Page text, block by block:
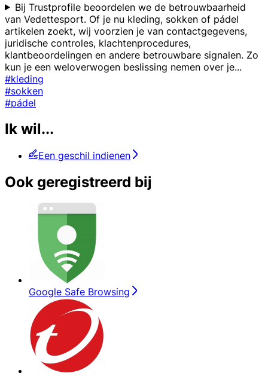
Bij Trustprofile beoordelen we de betrouwbaarheid
van Vedettesport. Of je nu kleding, sokken of pádel
artikelen zoekt, wij voorzien je van contactgegevens,
juridische controles, klachtenprocedures,
klantbeoordelingen en andere betrouwbare signalen. Zo
kun je een weloverwogen beslissing nemen over je...
#kleding
#sokken
#pádel
Ik wil...
Een geschil indienen
Ook geregistreerd bij
Google Safe Browsing